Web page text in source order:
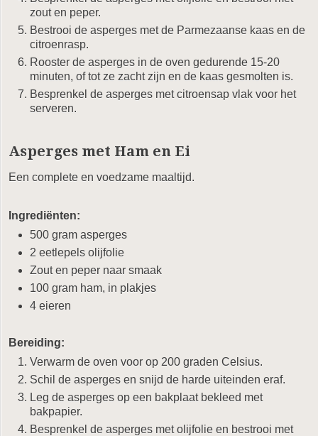
zout en peper.
Bestrooi de asperges met de Parmezaanse kaas en de
citroenrasp.
Rooster de asperges in de oven gedurende 15-20
minuten, of tot ze zacht zijn en de kaas gesmolten is.
Besprenkel de asperges met citroensap vlak voor het
serveren.
Asperges met Ham en Ei
Een complete en voedzame maaltijd.
Ingrediënten:
500 gram asperges
2 eetlepels olijfolie
Zout en peper naar smaak
100 gram ham, in plakjes
4 eieren
Bereiding:
Verwarm de oven voor op 200 graden Celsius.
Schil de asperges en snijd de harde uiteinden eraf.
Leg de asperges op een bakplaat bekleed met
bakpapier.
Besprenkel de asperges met olijfolie en bestrooi met